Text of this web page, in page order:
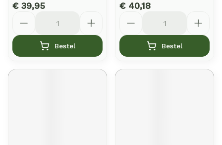
€ 39,95
Bestel
€ 40,18
Bestel